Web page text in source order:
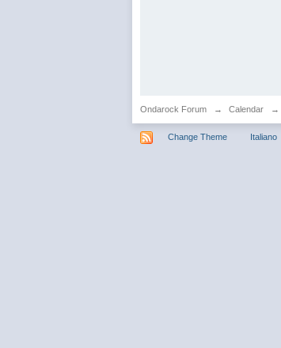
Ondarock Forum → Calendar →
Change Theme Italiano